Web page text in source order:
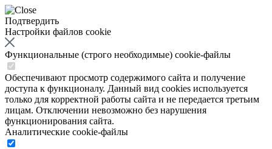
Подтвердить
Настройки файлов cookie
Функциональные (строго необходимые) cookie-файлы
Обеспечивают просмотр содержимого сайта и получение
доступа к функционалу. Данный вид cookies используется
только для корректной работы сайта и не передается третьим
лицам. Отключении невозможно без нарушения
функционирования сайта.
Аналитические cookie-файлы